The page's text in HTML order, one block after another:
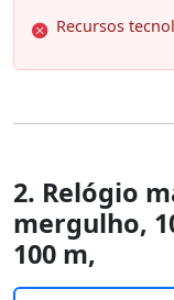
Recursos
2. Relógio
mergulho,
100 m,